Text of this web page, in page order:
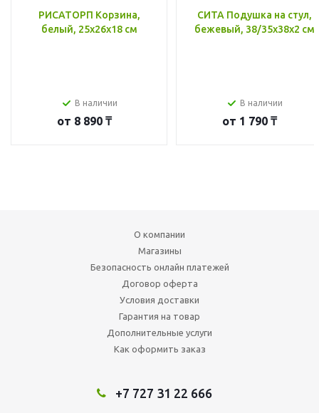
РИСАТОРП Корзина,
белый, 25x26x18 см
В наличии
от 8 890 ₸
СИТА Подушка на стул,
бежевый, 38/35x38x2 см
В наличии
от 1 790 ₸
О компании
Магазины
Безопасность онлайн платежей
Договор оферта
Условия доставки
Гарантия на товар
Дополнительные услуги
Как оформить заказ
+7 727 31 22 666